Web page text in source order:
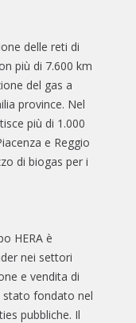
delle reti di
più di 7.600 km
del gas a
province. Nel
più di 1.000
e Reggio
di biogas per i
HERA è
nei settori
e vendita di
stato fondato nel
pubbliche. Il